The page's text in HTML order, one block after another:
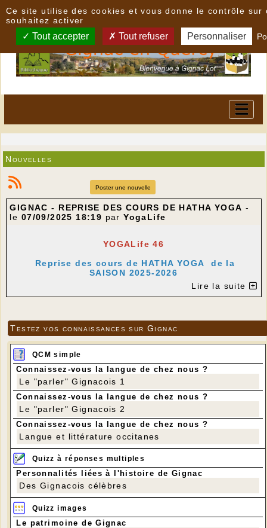
Nouvelles
Poster une nouvelle
GIGNAC - REPRISE DES COURS DE HATHA YOGA -
le 07/09/2025 18:19 parYogaLife
YOGALife 46
Reprise des cours de HATHA YOGA de la
SAISON 2025-2026
le 2ème samedi de chaque mois
Salle de motricité de l'école de GIGNAC
Béatrice & Benoît, professeurs expérimentés,
dispenseront le cours de HATHA YOGA
Traditionnel, issu d'une lignée indienne.
ASANA (postures) / PRANAYAMA (maîtrise du
souffle) / DHARANA (concentration) / DHYANA
(méditation) / CHETANASANA (relaxation)
Le YOGA permet de gérer ses émotions, ses
doutes, son stress, par des techniques simples
et abordables à tout le monde.
Le YOGA apporte santé mentale & physique,
énergie puissante, esprit clair & serein.
Une attention particulière est apportée pour
chaque exercice, avec respect et bienveillance
Des conseils individuels et des corrections sont
prodigués tout au long de la séance.
Ouvert à tous ! du débutant au chevronné !
Lire la suite
Testez vos connaissances sur Gignac
QCM simple
Connaissez-vous la langue de chez nous ?
Le "parler" Gignacois 1
Connaissez-vous la langue de chez nous ?
Le "parler" Gignacois 2
Connaissez-vous la langue de chez nous ?
Langue et littérature occitanes
Quizz à réponses multiples
Personnalités liées à l'histoire de Gignac
Des Gignacois célèbres
Quizz images
Le patrimoine de Gignac
Ce site utilise des cookies et vous donne le contrôle sur
souhaitez activer
Tout accepter Tout refuser Personnaliser